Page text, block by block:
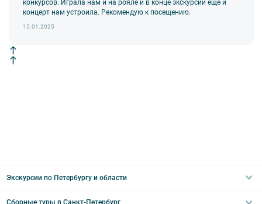
конкурсов. Играла нам и на рояле и в конце экскурсии еще и
концерт нам устроила. Рекомендую к посещению.
15.01.2025
Экскурсии по Петербургу и области